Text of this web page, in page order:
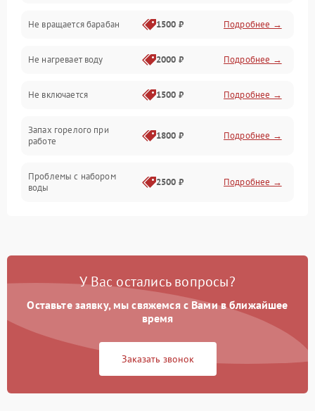
Слив
Программное обеспечение
Не вращается барабан 1500 ₽ Подробнее →
Не нагревает воду 2000 ₽ Подробнее →
Не включается 1500 ₽ Подробнее →
Запах горелого при
работе
1800 ₽ Подробнее →
Проблемы с набором
воды
2500 ₽ Подробнее →
Замена платы управления 2200 ₽ Подробнее →
У Вас остались вопросы?
Оставьте заявку, мы свяжемся с Вами в ближайшее
время
Заказать звонок